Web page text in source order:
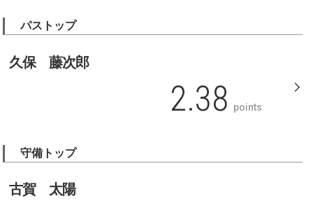
パストップ
久保 藤次郎
2.38 points
守備トップ
古賀 太陽